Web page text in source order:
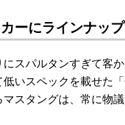
ーにラインナッ
スパルタンすぎて客
低いスペックを載せた
スタングは、常に物議